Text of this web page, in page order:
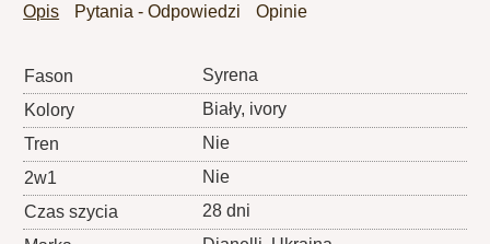
Opis Pytania - Odpowiedzi Opinie
Fason
Syrena
Kolory
Biały, ivory
Tren
Nie
2w1
Nie
Czas szycia
28 dni